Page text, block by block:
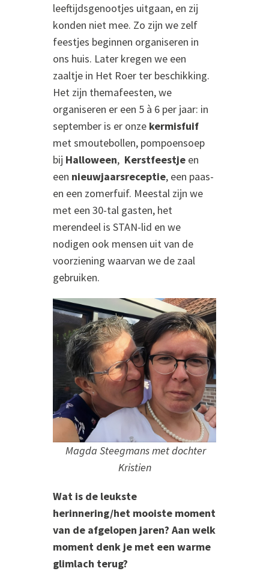
leeftijdsgenootjes uitgaan, en zij
konden niet mee. Zo zijn we zelf
feestjes beginnen organiseren in
ons huis. Later kregen we een
zaaltje in Het Roer ter beschikking.
Het zijn themafeesten, we
organiseren er een 5 à 6 per jaar: in
september is er onze kermisfuif
met smoutebollen, pompoensoep
bij Halloween, Kerstfeestje en
een nieuwjaarsreceptie, een paas-
en een zomerfuif. Meestal zijn we
met een 30-tal gasten, het
merendeel is STAN-lid en we
nodigen ook mensen uit van de
voorziening waarvan we de zaal
gebruiken.
Magda Steegmans met dochter
Kristien
Wat is de leukste
herinnering/het mooiste moment
van de afgelopen jaren? Aan welk
moment denk je met een warme
glimlach terug?